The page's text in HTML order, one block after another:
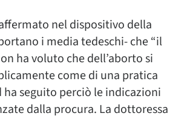
nel dispositivo della
i media tedeschi- che “il
ha voluto che dell’aborto si
come di una pratica
ha seguito perciò le indicazioni
dalla procura. La dottoressa